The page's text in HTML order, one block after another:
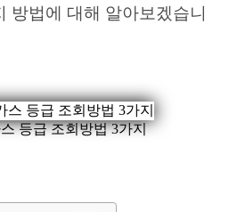
방법에 대해 알아보겠습니
등급 조회방법 3가지